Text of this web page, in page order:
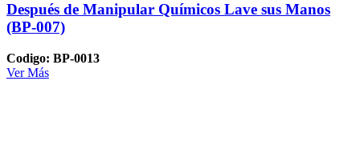
Después de Manipular Químicos Lave sus Manos
(BP-007)
Codigo: BP-0013
Ver Más